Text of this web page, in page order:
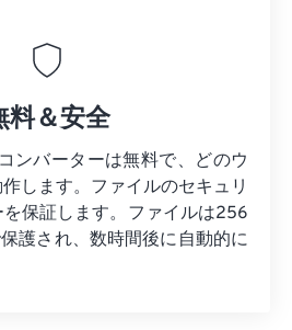
料＆安全
ンバーターは無料で、どのウ
します。ファイルのセキュリ
保証します。ファイルは256
護され、数時間後に自動的に